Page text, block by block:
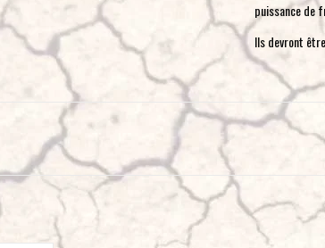
puissance de
Ils devront